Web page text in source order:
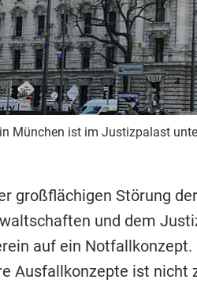
München ist im Justizpalast
großflächigen Störung
und dem
auf ein
Ausfallkonzepte ist nicht